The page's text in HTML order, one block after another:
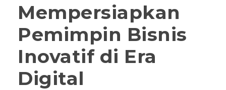
Mempersiapkan
Pemimpin Bisnis
Inovatif di Era
Digital